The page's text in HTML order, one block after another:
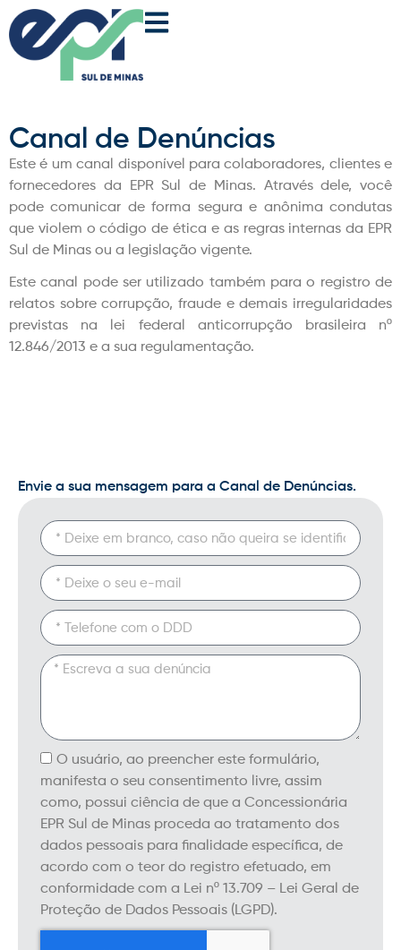
Canal de Denúncias
Este é um canal disponível para colaboradores, clientes e
fornecedores da EPR Sul de Minas. Através dele, você
pode comunicar de forma segura e anônima condutas
que violem o código de ética e as regras internas da EPR
Sul de Minas ou a legislação vigente.​
Este canal pode ser utilizado também para o registro de
relatos sobre corrupção, fraude e demais irregularidades
previstas na lei federal anticorrupção brasileira nº
12.846/2013 e a sua regulamentação.
Envie a sua mensagem para a Canal de Denúncias.
O usuário, ao preencher este formulário,
manifesta o seu consentimento livre, assim
como, possui ciência de que a Concessionária
EPR Sul de Minas proceda ao tratamento dos
dados pessoais para finalidade específica, de
acordo com o teor do registro efetuado, em
conformidade com a Lei nº 13.709 – Lei Geral de
Proteção de Dados Pessoais (LGPD).